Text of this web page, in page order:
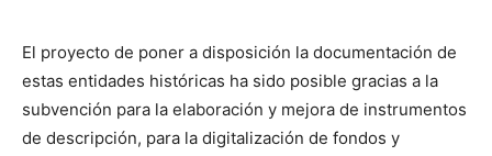
El proyecto de poner a disposición la documentación de
estas entidades históricas ha sido posible gracias a la
subvención para la elaboración y mejora de instrumentos
de descripción, para la digitalización de fondos y